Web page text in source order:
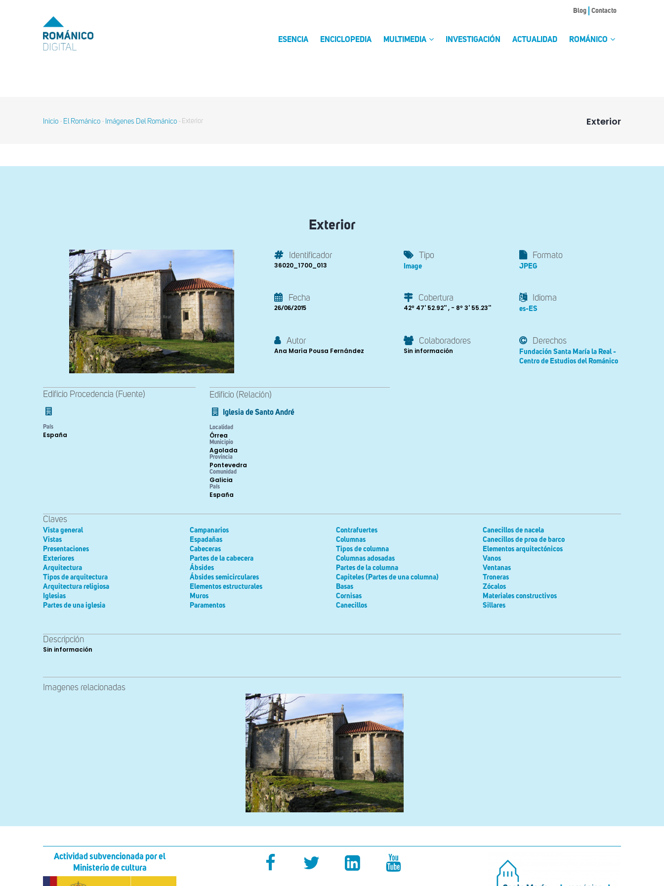
MENU
TOP
Blog Contacto
ESENCIA ENCICLOPEDIA MULTIMEDIA INVESTIGACIÓN ACTUALIDAD ROMÁNICO
Exterior
Sobrescribir
Inicio - El Románico - Imágenes Del Románico - Exterior
Exterior
Identificador
36020_1700_013
Tipo
Image
Formato
JPEG
Fecha
26/06/2015
Cobertura
42º 47' 52.92'' , - 8º 3' 55.23''
Idioma
es-ES
Autor
Ana María Pousa Fernández
Colaboradores
Sin información
Derechos
Fundación Santa María la Real -
Centro de Estudios del Románico
Edificio Procedencia (Fuente)
País
España
Edificio (Relación)
Iglesia de Santo André
Localidad
Órrea
Municipio
Agolada
Provincia
Pontevedra
Comunidad
Galicia
País
España
Claves
Vista general
Vistas
Presentaciones
Exteriores
Arquitectura
Tipos de arquitectura
Arquitectura religiosa
Iglesias
Partes de una iglesia
Campanarios
Espadañas
Cabeceras
Partes de la cabecera
Ábsides
Ábsides semicirculares
Elementos estructurales
Muros
Paramentos
Contrafuertes
Columnas
Tipos de columna
Columnas adosadas
Partes de la columna
Capiteles (Partes de una columna)
Basas
Cornisas
Canecillos
Canecillos de nacela
Canecillos de proa de barco
Elementos arquitectónicos
Vanos
Ventanas
Troneras
Zócalos
Materiales constructivos
Sillares
Descripción
Sin información
Imagenes relacionadas
Actividad subvencionada por el
Ministerio de cultura